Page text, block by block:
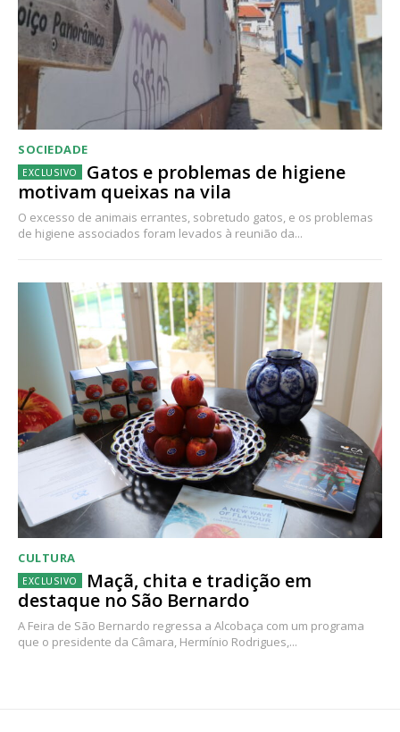
SOCIEDADE
Gatos e problemas de higiene
motivam queixas na vila
O excesso de animais errantes, sobretudo gatos, e os problemas
de higiene associados foram levados à reunião da...
CULTURA
Maçã, chita e tradição em
destaque no São Bernardo
A Feira de São Bernardo regressa a Alcobaça com um programa
que o presidente da Câmara, Hermínio Rodrigues,...